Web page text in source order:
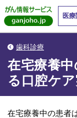
医
歯科診療
在宅療養
る口腔ケ
在宅療養中の患者